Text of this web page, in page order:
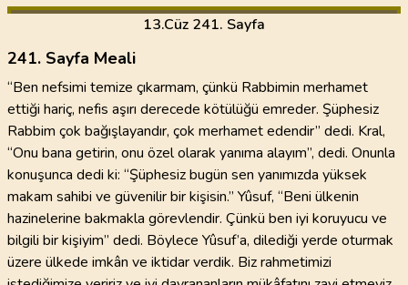
13.Cüz 241. Sayfa
241. Sayfa Meali
“Ben nefsimi temize çıkarmam, çünkü Rabbimin merhamet
ettiği hariç, nefis aşırı derecede kötülüğü emreder. Şüphesiz
Rabbim çok bağışlayandır, çok merhamet edendir” dedi. Kral,
“Onu bana getirin, onu özel olarak yanıma alayım”, dedi. Onunla
konuşunca dedi ki: “Şüphesiz bugün sen yanımızda yüksek
makam sahibi ve güvenilir bir kişisin.” Yûsuf, “Beni ülkenin
hazinelerine bakmakla görevlendir. Çünkü ben iyi koruyucu ve
bilgili bir kişiyim” dedi. Böylece Yûsuf’a, dilediği yerde oturmak
üzere ülkede imkân ve iktidar verdik. Biz rahmetimizi